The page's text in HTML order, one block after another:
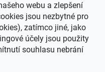
webu a zlepšení
jsou nezbytné pro
zatímco jiné, jako
účely jsou použity
souhlasu nebrání